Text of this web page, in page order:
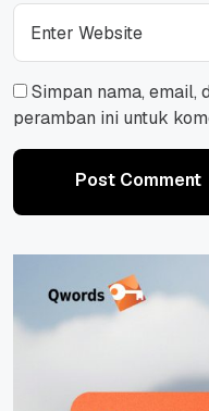
Simpan nama, email,
peramban ini untuk
Post Comment